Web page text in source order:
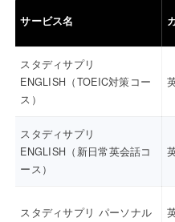
サービス名
スタディサプリ
ENGLISH（TOEIC対策コー
ス）
スタディサプリ
ENGLISH（新日常英会話コ
ース）
スタディサプリ パーソナル